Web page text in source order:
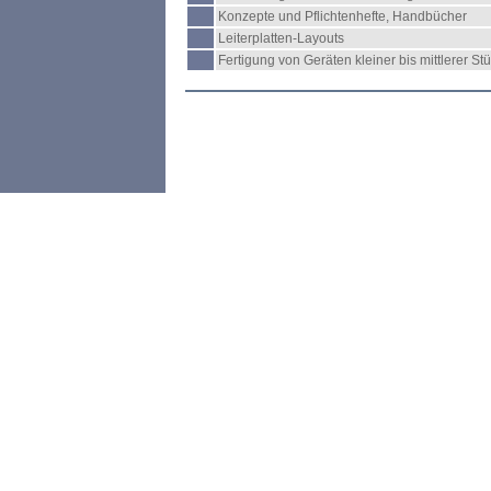
Konzepte und Pflichtenhefte, Handbücher
Leiterplatten-Layouts
Fertigung von Geräten kleiner bis mittlerer